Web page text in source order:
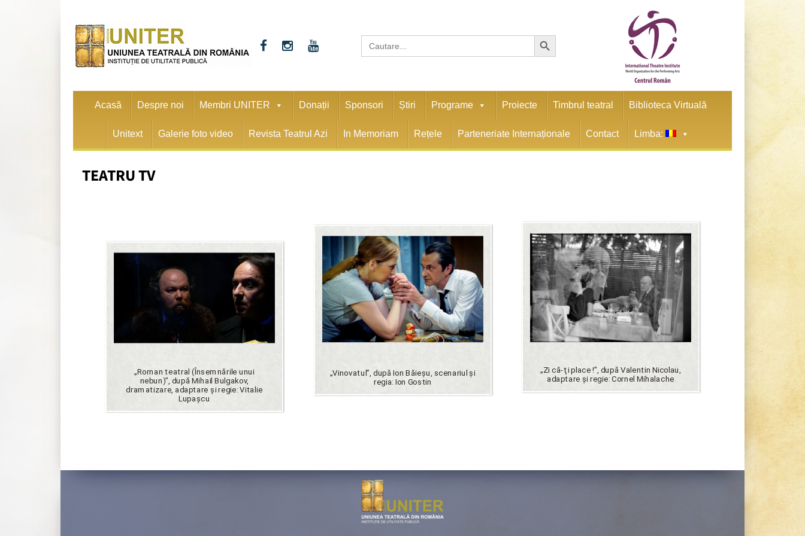
Search
for:
Search Button
Acasă Despre noi Membri UNITER Donații Sponsori Știri Programe Proiecte Timbrul teatral Biblioteca Virtuală
Unitext Galerie foto video Revista Teatrul Azi In Memoriam Rețele Parteneriate Internaționale Contact Limba:
TEATRU TV
„Roman teatral (Însemnările unui
nebun)”, după Mihail Bulgakov,
dramatizare, adaptare şi regie: Vitalie
Lupaşcu
„Vinovatul”, după Ion Băieşu, scenariul şi
regia: Ion Gostin
„Zi că-ţi place !”, după Valentin Nicolau,
adaptare şi regie: Cornel Mihalache